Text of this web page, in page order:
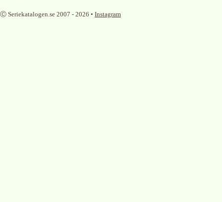
Ⓒ Seriekatalogen.se 2007 - 2026 • Instagram